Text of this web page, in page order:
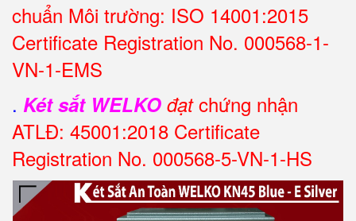
chuẩn Môi trường: ISO 14001:2015
Certificate Registration No. 000568-1-
VN-1-EMS
. Két sắt WELKO đạtchứng nhận
ATLĐ: 45001:2018 Certificate
Registration No. 000568-5-VN-1-HS